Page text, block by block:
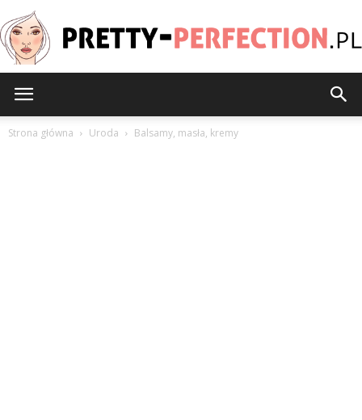
Strona główna Uroda Balsamy, masła, kremy